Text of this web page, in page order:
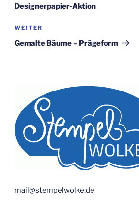
Designerpapier-Aktion
Nächster
Beitrag
WEITER
Gemalte Bäume – Prägeform
mail@stempelwolke.de